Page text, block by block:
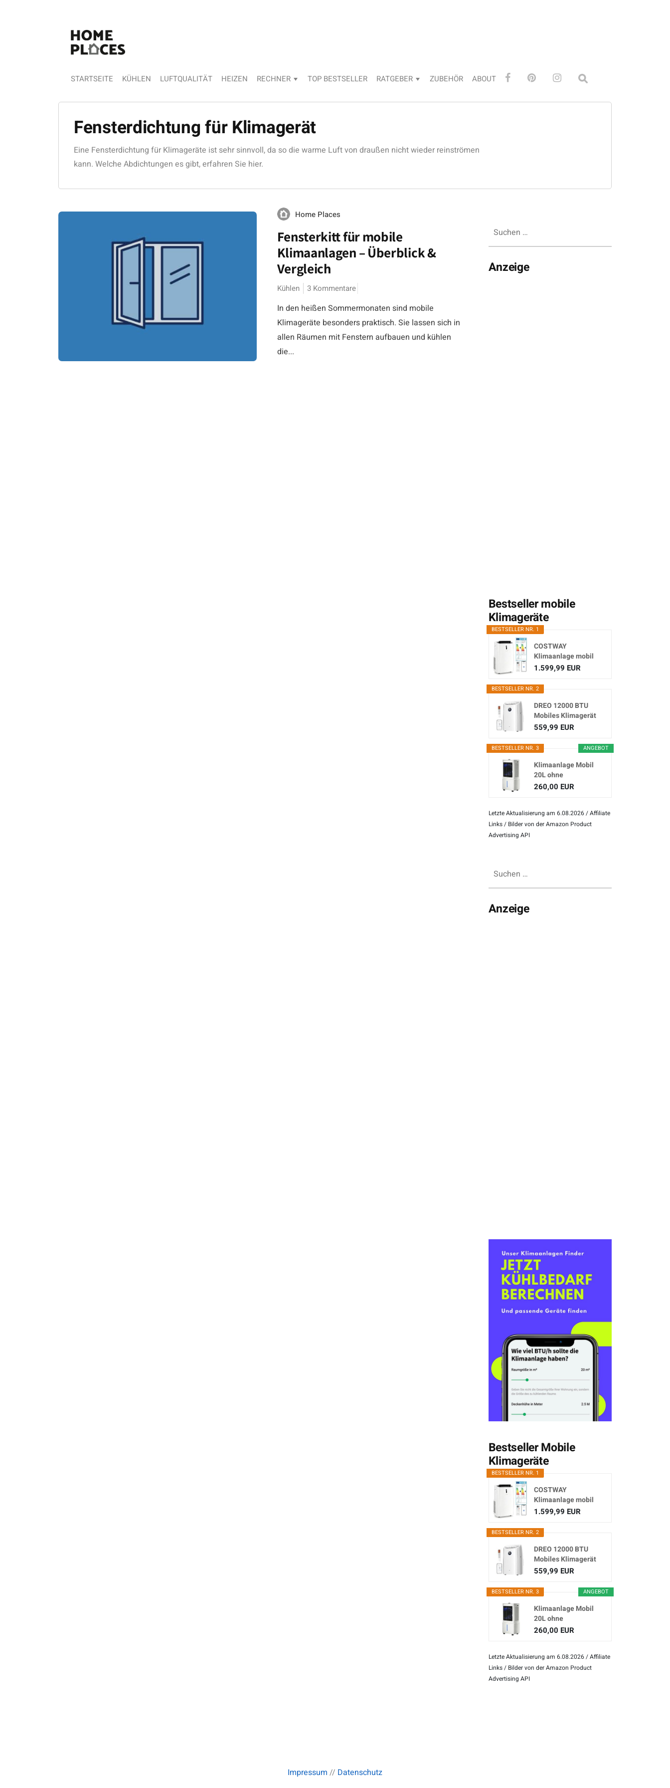
STARTSEITE KÜHLEN LUFTQUALITÄT HEIZEN RECHNER TOP BESTSELLER RATGEBER ZUBEHÖR ABOUT
Fensterdichtung für Klimagerät
Eine Fensterdichtung für Klimageräte ist sehr sinnvoll, da so die warme Luft von draußen nicht wieder reinströmen
kann. Welche Abdichtungen es gibt, erfahren Sie hier.
Home Places
Fensterkitt für mobile
Klimaanlagen – Überblick &
Vergleich
Kühlen 3 Kommentare
In den heißen Sommermonaten sind mobile
Klimageräte besonders praktisch. Sie lassen sich in
allen Räumen mit Fenstern aufbauen und kühlen
die...
nach:
Anzeige
Bestseller mobile
Klimageräte
BESTSELLER NR. 1
COSTWAY
Klimaanlage mobil
16000BTU,
1.599,99 EUR
BESTSELLER NR. 2
DREO 12000 BTU
Mobiles Klimagerät
(3-in...
559,99 EUR
ANGEBOT
BESTSELLER NR. 3
Klimaanlage Mobil
20L ohne
Abluftschlauch
260,00 EUR
Letzte Aktualisierung am 6.08.2026 / Affiliate
Links / Bilder von der Amazon Product
Advertising API
nach:
Anzeige
Bestseller Mobile
Klimageräte
BESTSELLER NR. 1
COSTWAY
Klimaanlage mobil
16000BTU,
1.599,99 EUR
BESTSELLER NR. 2
DREO 12000 BTU
Mobiles Klimagerät
(3-in...
559,99 EUR
ANGEBOT
BESTSELLER NR. 3
Klimaanlage Mobil
20L ohne
Abluftschlauch
260,00 EUR
Letzte Aktualisierung am 6.08.2026 / Affiliate
Links / Bilder von der Amazon Product
Advertising API
Impressum // Datenschutz